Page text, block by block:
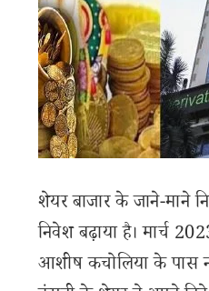
शेयर बाजार के जाने-माने
निवेश बढ़ाया है। मार्च
आशीष कचोलिया के पास